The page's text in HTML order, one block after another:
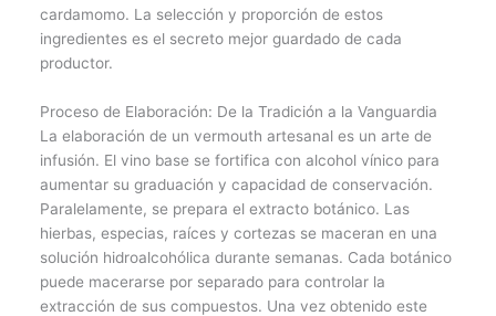
cardamomo. La selección y proporción de estos
ingredientes es el secreto mejor guardado de cada
productor.
Proceso de Elaboración: De la Tradición a la Vanguardia
La elaboración de un vermouth artesanal es un arte de
infusión. El vino base se fortifica con alcohol vínico para
aumentar su graduación y capacidad de conservación.
Paralelamente, se prepara el extracto botánico. Las
hierbas, especias, raíces y cortezas se maceran en una
solución hidroalcohólica durante semanas. Cada botánico
puede macerarse por separado para controlar la
extracción de sus compuestos. Una vez obtenido este